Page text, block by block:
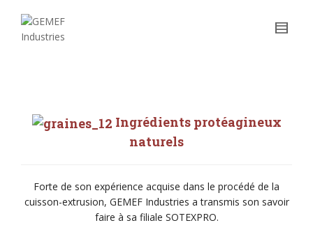
Ingrédients protéagineux
naturels
Forte de son expérience acquise dans le procédé de la
cuisson-extrusion, GEMEF Industries a transmis son savoir
faire à sa filiale SOTEXPRO.